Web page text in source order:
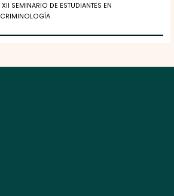
XII SEMINARIO DE ESTUDIANTES EN
CRIMINOLOGÍA